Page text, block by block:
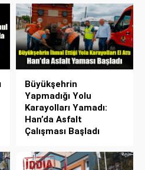
Büyükşehrin
Yapmadığı Yolu
Karayolları Yamadı:
Han’da Asfalt
Çalışması Başladı